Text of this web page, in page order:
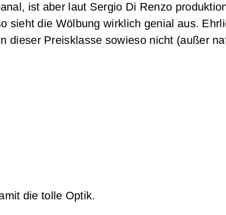
ist aber laut Sergio Di Renzo
sieht die Wölbung wirklich genial aus.
dieser Preisklasse sowieso nicht (außer
die tolle Optik.